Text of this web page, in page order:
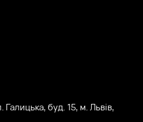
буд. 15, м. Львів,